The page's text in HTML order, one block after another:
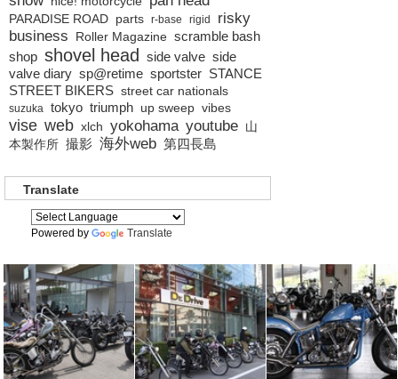
PARADISE ROAD parts r-base rigid
risky
business
Roller Magazine scramble bash
shop shovel head side valve side
valve diary sp@retime sportster STANCE
STREET BIKERS street car nationals
suzuka tokyo triumph up sweep vibes
vise web xlch yokohama youtube 山
本製作所 撮影 海外web 第四長島
Translate
Powered by Translate